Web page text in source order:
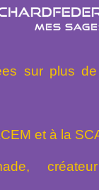
sur plus
et à la